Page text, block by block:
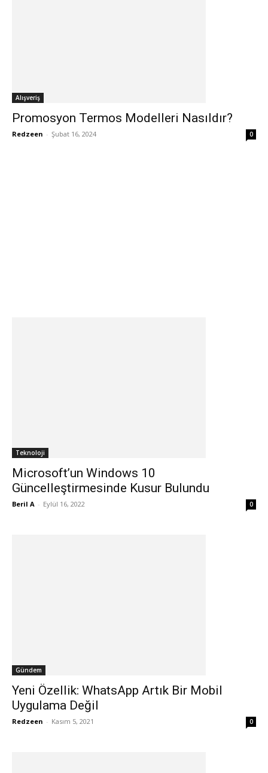
Alışveriş
Promosyon Termos Modelleri Nasıldır?
Redzeen - Şubat 16, 2024 0
Teknoloji
Microsoft’un Windows 10
Güncelleştirmesinde Kusur Bulundu
Beril A - Eylül 16, 2022 0
Gündem
Yeni Özellik: WhatsApp Artık Bir Mobil
Uygulama Değil
Redzeen - Kasım 5, 2021 0